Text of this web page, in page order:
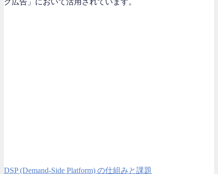
グ広告」において活用されています。
DSP (Demand-Side Platform) の仕組みと課題